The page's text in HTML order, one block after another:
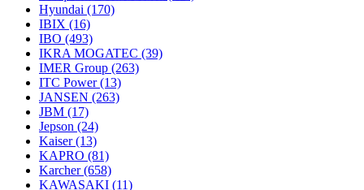
Hyundai (170)
IBIX (16)
IBO (493)
IKRA MOGATEC (39)
IMER Group (263)
ITC Power(13)
JANSEN (263)
JBM (17)
Jepson (24)
Kaiser(13)
KAPRO (81)
Karcher(658)
KAWASAKI (11)